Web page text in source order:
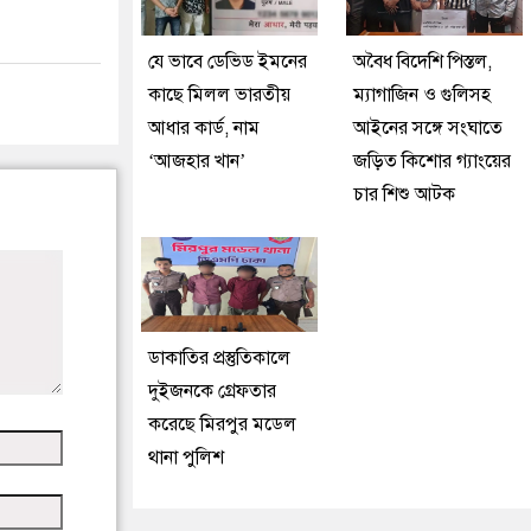
যে ভাবে ডেভিড ইমনের
কাছে মিলল ভারতীয়
আধার কার্ড, নাম
‘আজহার খান’
অবৈধ বিদেশি পিস্তল,
ম্যাগাজিন ও গুলিসহ
আইনের সঙ্গে সংঘাতে
জড়িত কিশোর গ্যাংয়ের
চার শিশু আটক
ডাকাতির প্রস্তুতিকালে
দুইজনকে গ্রেফতার
করেছে মিরপুর মডেল
থানা পুলিশ